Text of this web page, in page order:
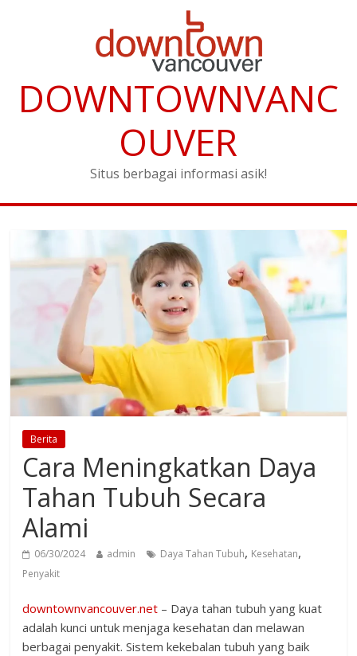
DOWNTOWNVANC
OUVER
Situs berbagai informasi asik!
Berita
Cara Meningkatkan Daya
Tahan Tubuh Secara
Alami
06/30/2024 admin Daya Tahan Tubuh, Kesehatan,
Penyakit
downtownvancouver.net – Daya tahan tubuh yang kuat
adalah kunci untuk menjaga kesehatan dan melawan
berbagai penyakit. Sistem kekebalan tubuh yang baik